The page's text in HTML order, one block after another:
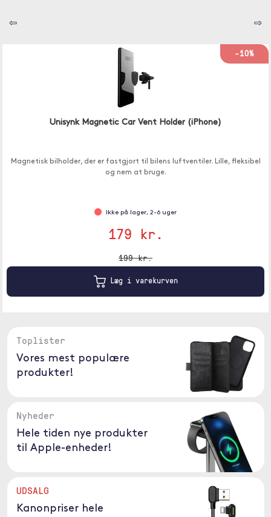
⇦ ⇨
-10%
Unisynk Magnetic Car Vent Holder (iPhone)
Magnetisk bilholder, der er fastgjort til bilens luftventiler. Lille, fleksibel
og nem at bruge.
Ikke på lager, 2-6 uger
179 kr.
199 kr.
Læg i varekurven
Toplister
Vores mest populære
produkter!
Nyheder
Hele tiden nye produkter
til Apple-enheder!
UDSALG
Kanonpriser hele